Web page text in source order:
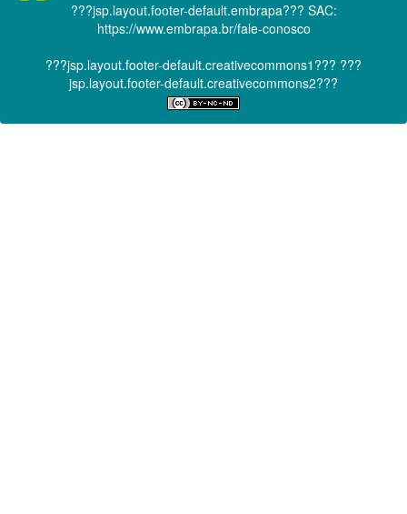
???jsp.layout.footer-default.embrapa??? SAC:
https://www.embrapa.br/fale-conosco
???jsp.layout.footer-default.creativecommons1??? ???
jsp.layout.footer-default.creativecommons2???